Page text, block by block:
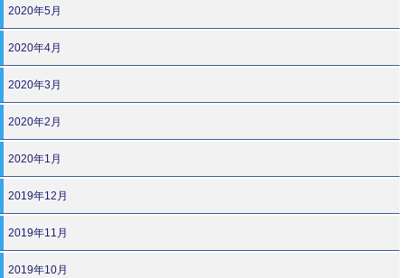
2020年5月
2020年4月
2020年3月
2020年2月
2020年1月
2019年12月
2019年11月
2019年10月